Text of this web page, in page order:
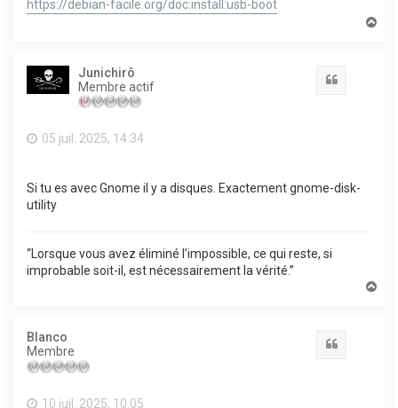
https://debian-facile.org/doc:install:usb-boot
Junichirô
Membre actif
05 juil. 2025, 14:34
Si tu es avec Gnome il y a disques. Exactement gnome-disk-
utility
“Lorsque vous avez éliminé l’impossible, ce qui reste, si
improbable soit-il, est nécessairement la vérité.”
Blanco
Membre
10 juil. 2025, 10:05